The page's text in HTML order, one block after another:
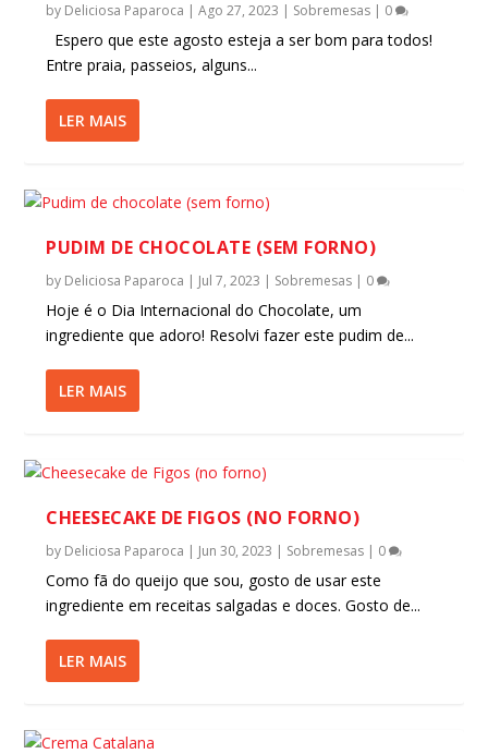
by Deliciosa Paparoca |Ago 27, 2023 | Sobremesas | 0
Espero que este agosto esteja a ser bom para todos!
Entre praia, passeios, alguns...
LER MAIS
PUDIM DE CHOCOLATE (SEM FORNO)
by Deliciosa Paparoca | Jul 7, 2023 | Sobremesas | 0
Hoje é o Dia Internacional do Chocolate, um
ingrediente que adoro! Resolvi fazer este pudim de...
LER MAIS
CHEESECAKE DE FIGOS (NO FORNO)
by Deliciosa Paparoca | Jun 30, 2023 | Sobremesas | 0
Como fã do queijo que sou, gosto de usar este
ingrediente em receitas salgadas e doces. Gosto de...
LER MAIS